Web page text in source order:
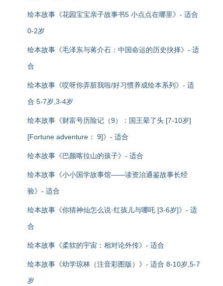
绘本故事《花园宝宝亲子故事书5 小点点在哪里》- 适合
0-2岁
绘本故事《毛泽东与蒋介石：中国命运的历史抉择》- 适
合
绘本故事《哎呀你弄脏我啦/好习惯养成绘本系列》- 适
合 5-7岁,3-4岁
绘本故事《财富号历险记（9）：国王晕了头 [7-10岁]
[Fortune adventure： 9]》- 适合
绘本故事《巴颜喀拉山的孩子》- 适合
绘本故事《小小国学故事馆——读资治通鉴故事长经
验》- 适合
绘本故事《你猜神仙怎么说·红孩儿与哪吒 [3-6岁]》- 适
合
绘本故事《柔软的宇宙：相对论外传》- 适合
绘本故事《幼学琼林（注音彩图版）》- 适合 8-10岁,5-7
岁